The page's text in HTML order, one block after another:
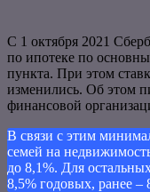
С 1 октября 2021
по ипотеке по
пункта. При этом
изменились. Об этом
финансовой
В связи с этим
семей на
до 8,1%. Для
8,5% годовых, ранее –